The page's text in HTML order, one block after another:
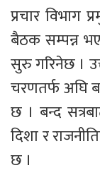
प्रचार विभाग
बैठक सम्पन्न
सुरु गरिनेछ ।
चरणतर्फ अघि
छ । बन्द
दिशा र
छ ।